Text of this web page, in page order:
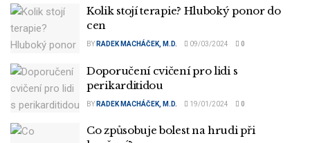
Kolik stojí terapie? Hluboký ponor do
cen
BY RADEK MACHÁČEK, M.D. 09/03/2024 0
Doporučení cvičení pro lidi s
perikarditidou
BY RADEK MACHÁČEK, M.D. 19/01/2024 0
Co způsobuje bolest na hrudi při